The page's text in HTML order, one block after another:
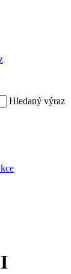
Hledaný výraz